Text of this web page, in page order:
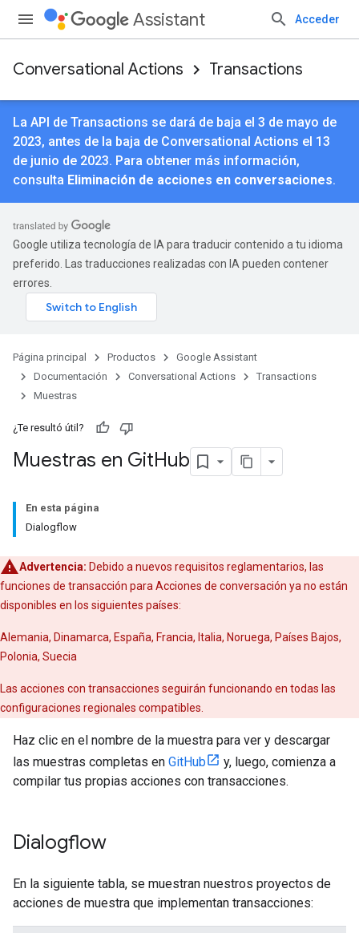
Assistant Acceder
Conversational Actions Transactions
La API de Transactions se dará de baja el 3 de mayo de
2023, antes de la baja de Conversational Actions el 13
de junio de 2023. Para obtener más información,
consulta Eliminación de acciones en conversaciones.
Google utiliza tecnología de IA para traducir contenido a tu idioma
preferido. Las traducciones realizadas con IA pueden contener
errores.
Página principal Productos
Google Assistant
Documentación
Conversational Actions
Transactions
Muestras
¿Te resultó útil?
Muestras en GitHub
En esta página
Dialogflow
Advertencia: Debido a nuevos requisitos reglamentarios, las
funciones de transacción para Acciones de conversación ya no están
disponibles en los siguientes países:
Alemania, Dinamarca, España, Francia, Italia, Noruega, Países Bajos,
Polonia, Suecia
Las acciones con transacciones seguirán funcionando en todas las
configuraciones regionales compatibles.
Haz clic en el nombre de la muestra para ver y descargar
las muestras completas en GitHub
y, luego, comienza a
compilar tus propias acciones con transacciones.
Dialogflow
En la siguiente tabla, se muestran nuestros proyectos de
acciones de muestra que implementan transacciones: